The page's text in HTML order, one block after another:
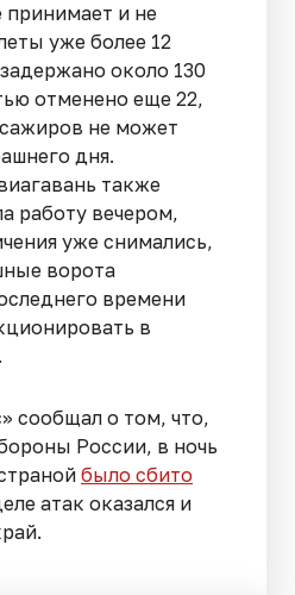
принимает и не
уже более 12
около 130
отменено еще 22,
не может
дня.
также
работу вечером,
уже снимались,
ворота
времени
в
сообщал о том, что,
России, в ночь
было сбито
атак оказался и